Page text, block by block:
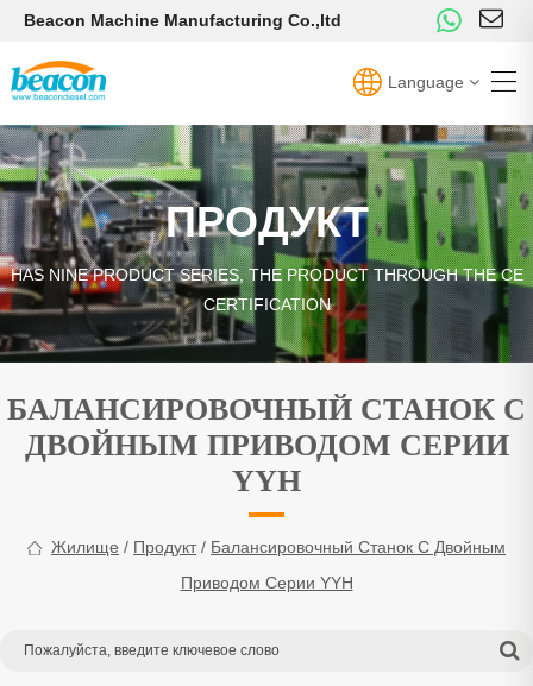
Beacon Machine Manufacturing Co.,ltd
Language
ПРОДУКТ
HAS NINE PRODUCT SERIES, THE PRODUCT THROUGH THE CE
CERTIFICATION
БАЛАНСИРОВОЧНЫЙ СТАНОК С
ДВОЙНЫМ ПРИВОДОМ СЕРИИ
YYH
Жилище / Продукт/ Балансировочный Станок С Двойным
Приводом Серии YYH